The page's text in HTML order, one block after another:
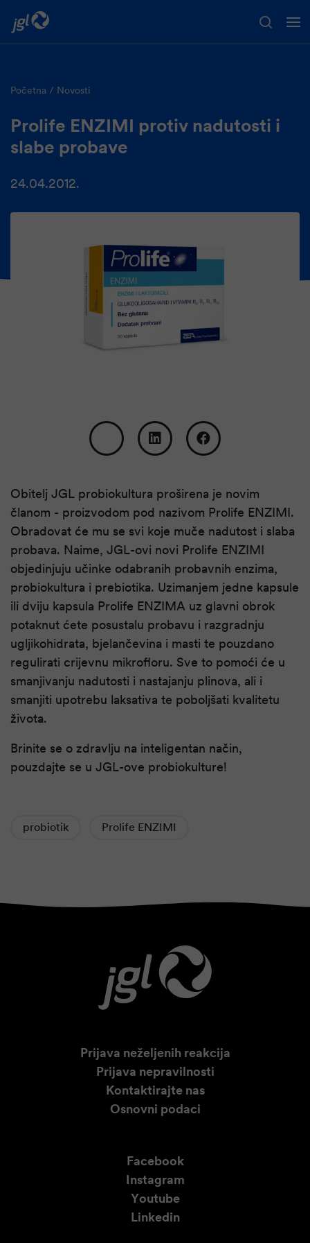
Početna Novosti
Prolife ENZIMI protiv nadutosti i
slabe probave
24.04.2012.
Obitelj JGL probiokultura proširena je novim
članom - proizvodom pod nazivom Prolife ENZIMI.
Obradovat će mu se svi koje muče nadutost i slaba
probava. Naime, JGL-ovi novi Prolife ENZIMI
objedinjuju učinke odabranih probavnih enzima,
probiokultura i prebiotika. Uzimanjem jedne kapsule
ili dviju kapsula Prolife ENZIMA uz glavni obrok
potaknut ćete posustalu probavu i razgradnju
ugljikohidrata, bjelančevina i masti te pouzdano
regulirati crijevnu mikrofloru. Sve to pomoći će u
smanjivanju nadutosti i nastajanju plinova, ali i
smanjiti upotrebu laksativa te poboljšati kvalitetu
života.
Brinite se o zdravlju na inteligentan način,
pouzdajte se u JGL-ove probiokulture!
probiotik Prolife ENZIMI
Prijava neželjenih reakcija
Prijava nepravilnosti
Kontaktirajte nas
Osnovni podaci
Facebook
Instagram
Youtube
Linkedin